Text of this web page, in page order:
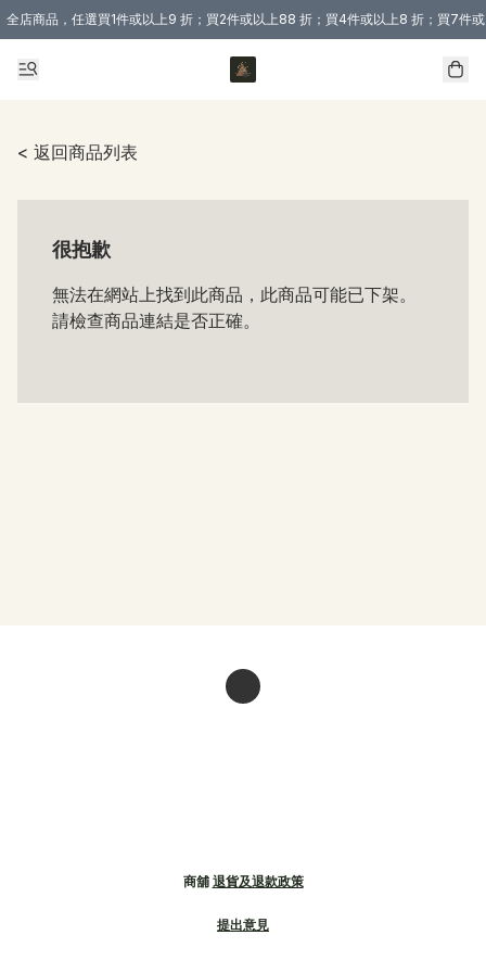
全店商品，任選買1件或以上9 折；買2件或以上88 折；買4件或以上8 折；買7件
購買 3 件商品或以上即享免運費優惠！（適用於 本地送貨、本地取貨 )
< 返回商品列表
很抱歉
無法在網站上找到此商品，此商品可能已下架。
請檢查商品連結是否正確。
商舖 退貨及退款政策
提出意見